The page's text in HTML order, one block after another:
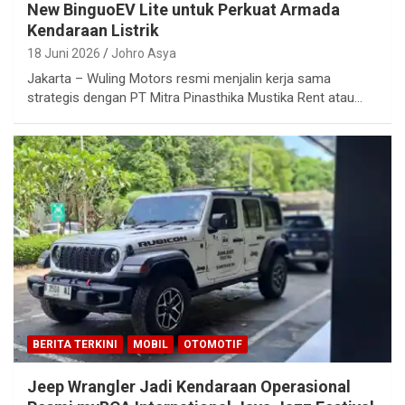
New BinguoEV Lite untuk Perkuat Armada
Kendaraan Listrik
18 Juni 2026 Johro Asya
Jakarta – Wuling Motors resmi menjalin kerja sama
strategis dengan PT Mitra Pinasthika Mustika Rent atau…
BERITA TERKINI MOBIL OTOMOTIF
Jeep Wrangler Jadi Kendaraan Operasional